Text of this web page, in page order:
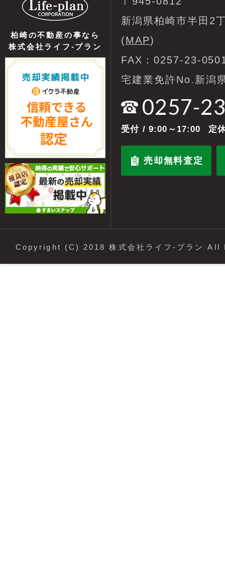
柏崎の不動産の事なら
株式会社ライフ-プラン
新潟県柏崎市半田2
(MAP)
FAX：0257-23-
宅建業免許No.新潟
0257-
受付 / 9:00～17:00 定
売却無料査定
Copyright (C) 2018 株式会社ライフ-プラン